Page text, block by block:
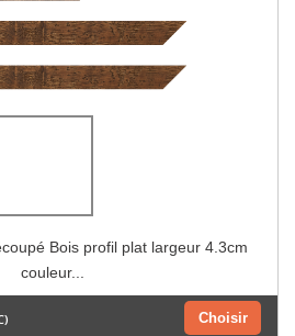
Bois profil plat largeur 4.3cm
couleur...
Choisir